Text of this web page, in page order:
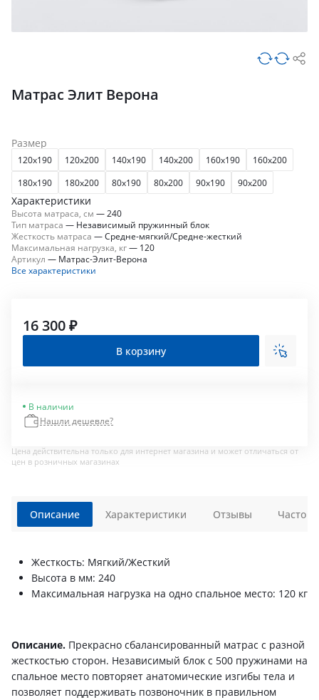
Матрас Элит Верона
Размер
120x190 120x200 140x190 140x200 160x190
160x200
180x190
180x200 80x190 80x200 90x190 90x200
Характеристики
Высота матраса, см — 240
Тип матраса — Независимый пружинный блок
Жесткость матраса —Средне-мягкий/Средне-жесткий
Максимальная нагрузка, кг— 120
Артикул — Матрас-Элит-Верона
Все характеристики
16 300 ₽
В корзину
В наличии
Нашли дешевле?
Цена действительна только для интернет магазина и может отличаться от
цен в розничных магазинах
Описание
Жесткость: Мягкий/Жесткий
Высота в мм: 240
Максимальная нагрузка на одно спальное место: 120 кг
Описание. Прекрасно сбалансированный матрас с разной
жесткостью сторон. Независимый блок с 500 пружинами на
спальное место повторяет анатомические изгибы тела и
позволяет поддерживать позвоночник в правильном
Характеристики Отзывы Часто